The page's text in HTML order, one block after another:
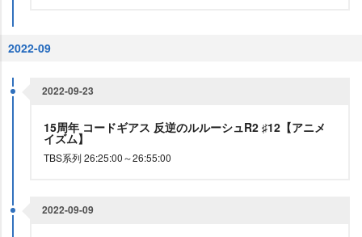
2022-09
2022-09-23
15周年 コードギアス 反逆のルルーシュR2 ♯12【アニメ
イズム】
TBS系列 26:25:00～26:55:00
2022-09-09